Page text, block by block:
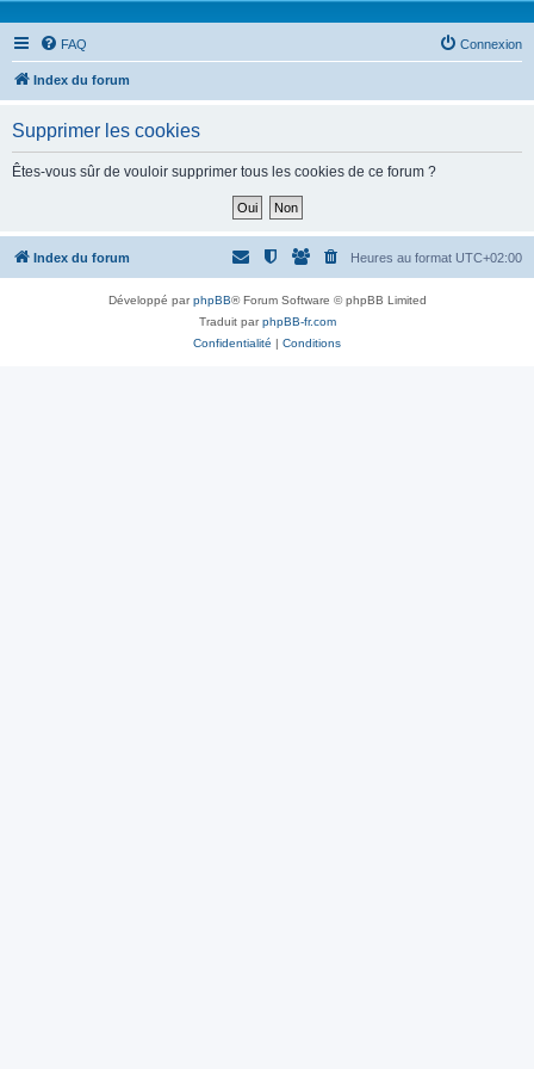
FAQ Connexion
Index du forum
Supprimer les cookies
Êtes-vous sûr de vouloir supprimer tous les cookies de ce forum ?
Index du forum Heures au format UTC+02:00
Développé parphpBB® Forum Software © phpBB Limited
Traduit parphpBB-fr.com
Confidentialité | Conditions